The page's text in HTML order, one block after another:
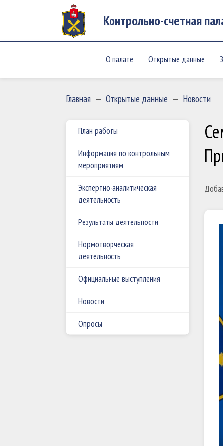
Контрольно-счетная
О палате Открытые данные
Главная — Открытые данные — Новости
План работы
Информация по контрольным
мероприятиям
Экспертно-аналитическая
деятельность
Результаты деятельности
Нормотворческая
деятельность
Официальные выступления
Новости
Опросы